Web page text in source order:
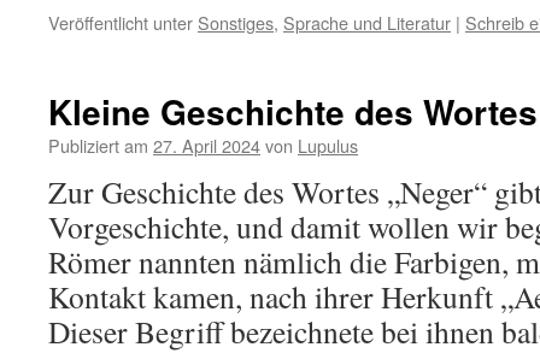
Veröffentlicht unter Sonstiges, Sprache und Literatur | Schreib
Kleine Geschichte des
Publiziert am 27. April 2024von Lupulus
Zur Geschichte des Wortes „Neger“
Vorgeschichte, und damit wollen wir
Römer nannten nämlich die Farbigen,
Kontakt kamen, nach ihrer Herkunft
Dieser Begriff bezeichnete bei ihnen